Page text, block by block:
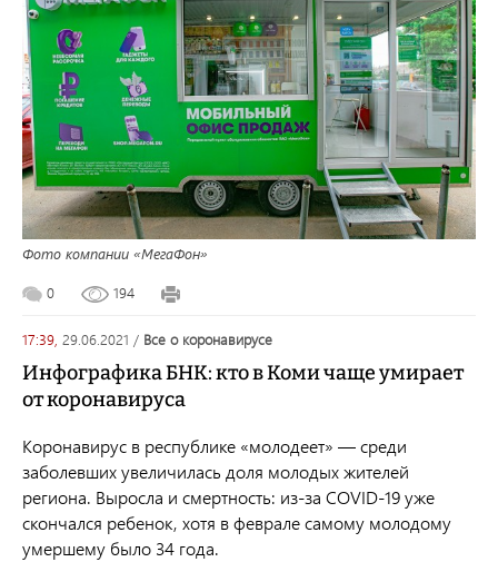
Фото компании «МегаФон»
0 194
17:39, 29.06.2021 / все о коронавирусе
Инфографика БНК: кто в Коми чаще умирает
от коронавируса
Коронавирус в республике «молодеет» — среди
заболевших увеличилась доля молодых жителей
региона. Выросла и смертность: из-за COVID-19 уже
скончался ребенок, хотя в феврале самому молодому
умершему было 34 года.